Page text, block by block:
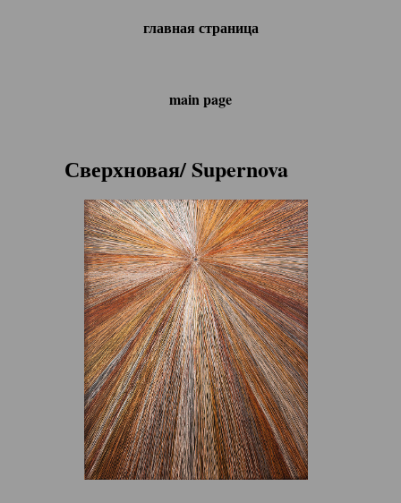
главная страница
main page
Сверхновая/ Supernova